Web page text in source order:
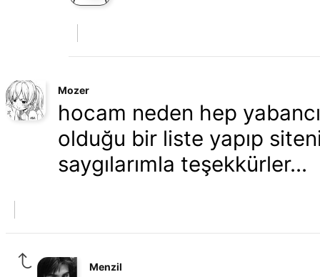
Mozer
hocam neden hep
olduğu bir liste yapıp
saygılarımla teşekkürler...
Menzil